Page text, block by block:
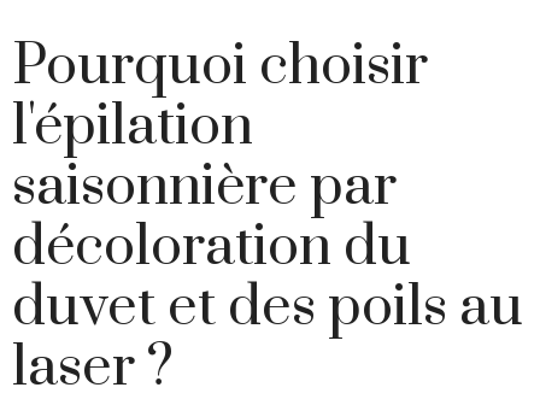
Pourquoi choisir
l'épilation
saisonnière par
décoloration du
duvet et des poils au
laser ?